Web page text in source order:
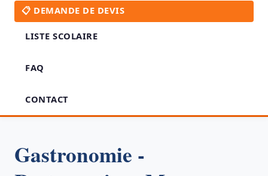
📋 DEMANDE DE DEVIS
LISTE SCOLAIRE
FAQ
CONTACT
Gastronomie -